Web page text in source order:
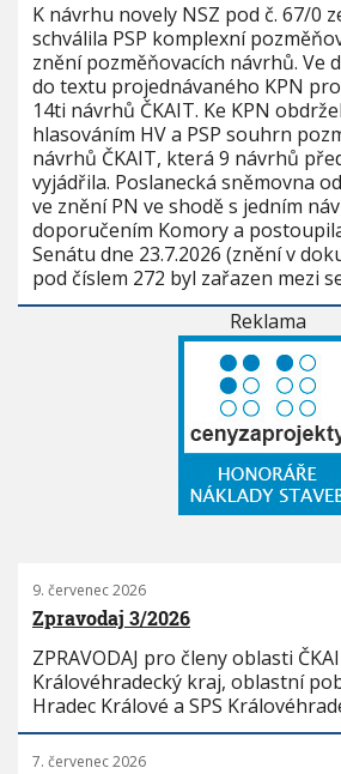
K návrhu novely NSZ pod č. 67/0
schválila PSP komplexní
znění pozměňovacích návrhů. Ve
do textu projednávaného KPN
14ti návrhů ČKAIT. Ke KPN
hlasováním HV a PSP souhrn
návrhů ČKAIT, která 9 návrhů
vyjádřila. Poslanecká sněmovna
ve znění PN ve shodě s jedním
doporučením Komory a
Senátu dne 23.7.2026 (znění v
pod číslem 272 byl zařazen mezi
Reklama
9. červenec 2026
Zpravodaj 3/2026
ZPRAVODAJ pro členy oblasti
Královéhradecký kraj, oblastní
Hradec Králové a SPS
7. červenec 2026